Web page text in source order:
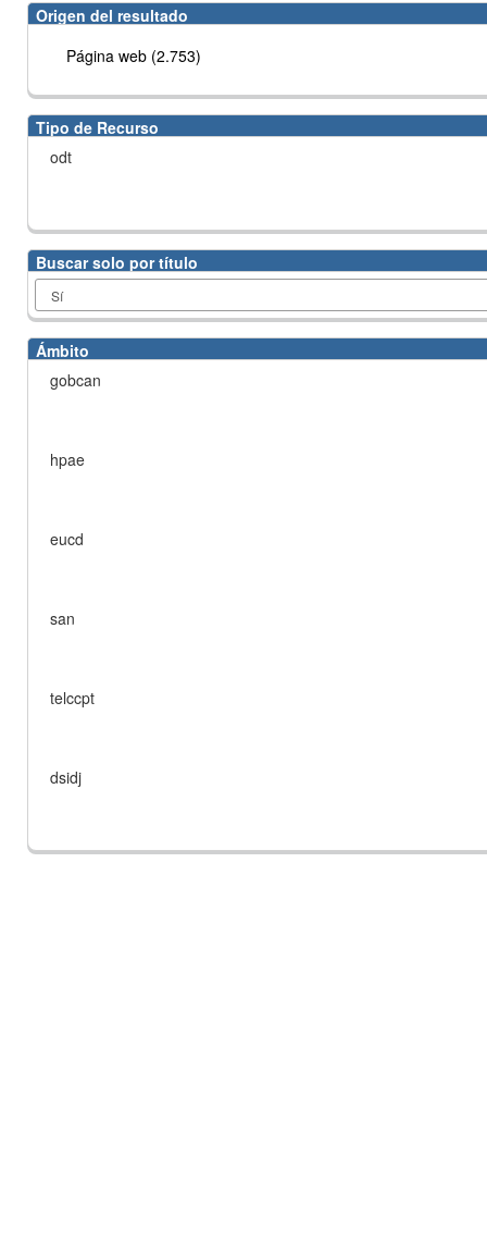
Origen del resultado
Página web (2.753)
Tipo de Recurso
odt
Buscar solo por título
Ámbito
gobcan
hpae
eucd
san
telccpt
dsidj